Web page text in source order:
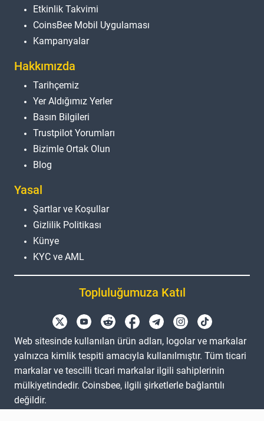
Etkinlik Takvimi
CoinsBee Mobil Uygulaması
Kampanyalar
Hakkımızda
Tarihçemiz
Yer Aldığımız Yerler
Basın Bilgileri
Trustpilot Yorumları
Bizimle Ortak Olun
Blog
Yasal
Şartlar ve Koşullar
Gizlilik Politikası
Künye
KYC ve AML
Topluluğumuza Katıl
Web sitesinde kullanılan ürün adları, logolar ve markalar
yalnızca kimlik tespiti amacıyla kullanılmıştır. Tüm ticari
markalar ve tescilli ticari markalar ilgili sahiplerinin
mülkiyetindedir. Coinsbee, ilgili şirketlerle bağlantılı
değildir.